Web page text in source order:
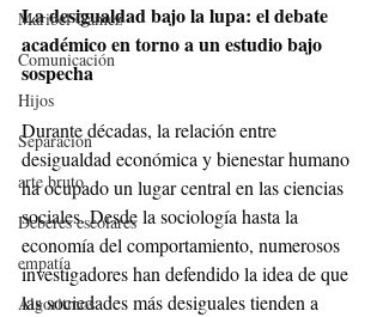
Maribel Gámez
Comunicación
Hijos
Separación
arte bruto
Deberes escolares
empatía
Algoritmos
La desigualdad bajo la lupa: el debate
académico en torno a un estudio bajo
sospecha
Durante décadas, la relación entre
desigualdad económica y bienestar humano
ha ocupado un lugar central en las ciencias
sociales. Desde la sociología hasta la
economía del comportamiento, numerosos
investigadores han defendido la idea de que
las sociedades más desiguales tienden a